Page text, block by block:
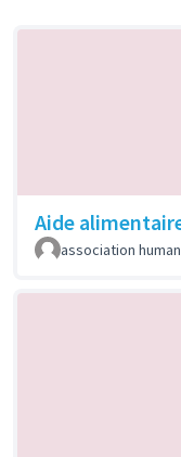
Aide
association